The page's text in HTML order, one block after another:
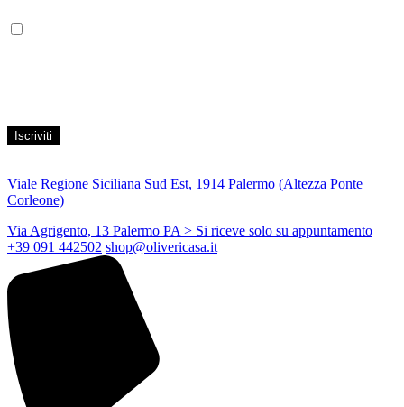
Viale Regione Siciliana Sud Est, 1914 Palermo (Altezza Ponte
Corleone)
Via Agrigento, 13 Palermo PA> Si riceve solo su appuntamento
+39 091 442502 shop@olivericasa.it